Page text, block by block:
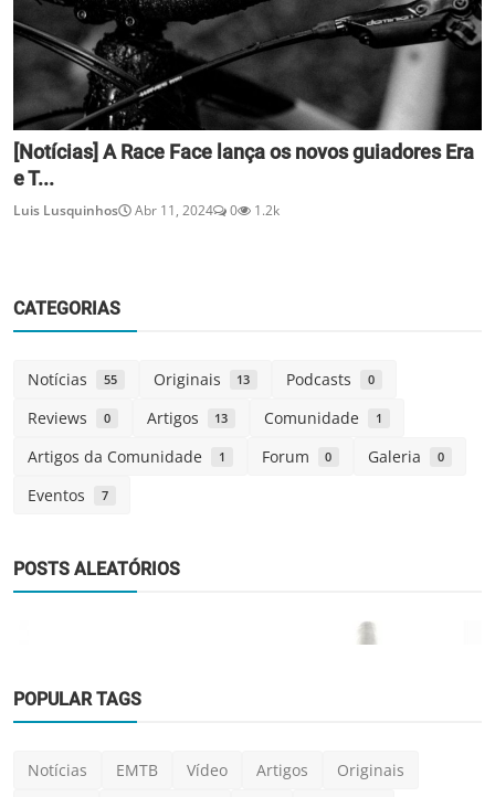
[Notícias] A Race Face lança os novos guiadores Era
e T...
Luis Lusquinhos Abr 11, 2024 0 1.2k
CATEGORIAS
Notícias 55 Originais 13 Podcasts 0
Reviews 0 Artigos 13 Comunidade 1
Artigos da Comunidade 1 Forum 0 Galeria 0
Eventos 7
POSTS ALEATÓRIOS
POPULAR TAGS
Notícias EMTB Vídeo Artigos
Originais